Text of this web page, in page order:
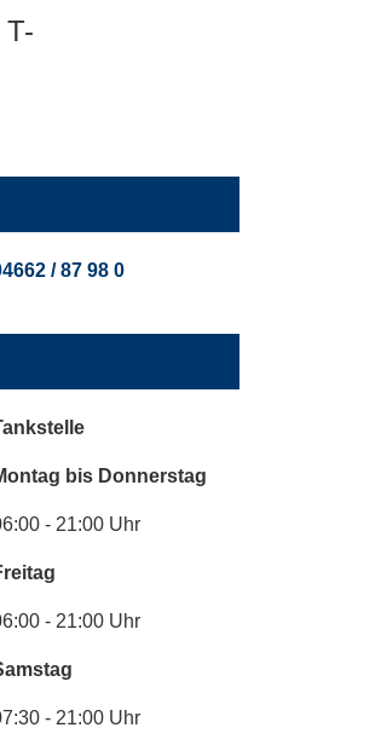
T-
/ 87 98 0
bis Donnerstag
- 21:00 Uhr
- 21:00 Uhr
- 21:00 Uhr